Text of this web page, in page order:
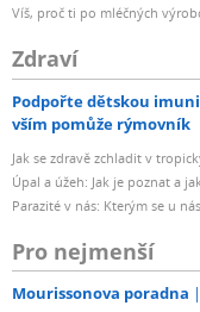
Víš, proč ti po mléčných
Zdraví
Podpořte dětskou
vším pomůže rýmovník
Jak se zdravě zchladit v
Úpal a úžeh: Jak je poznat a
Parazité v nás: Kterým se u
Pro nejmenší
Mourissonova poradna